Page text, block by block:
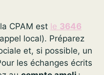
CPAM est le 3646
local). Préparez
et, si possible, un
les échanges écrits